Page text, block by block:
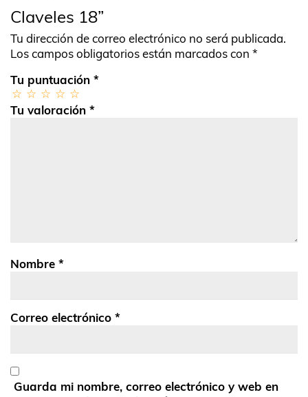
Claveles 18”
Tu dirección de correo electrónico no será publicada.
Los campos obligatorios están marcados con *
Tu puntuación *
Tu valoración *
Nombre *
Correo electrónico *
Guarda mi nombre, correo electrónico y web en